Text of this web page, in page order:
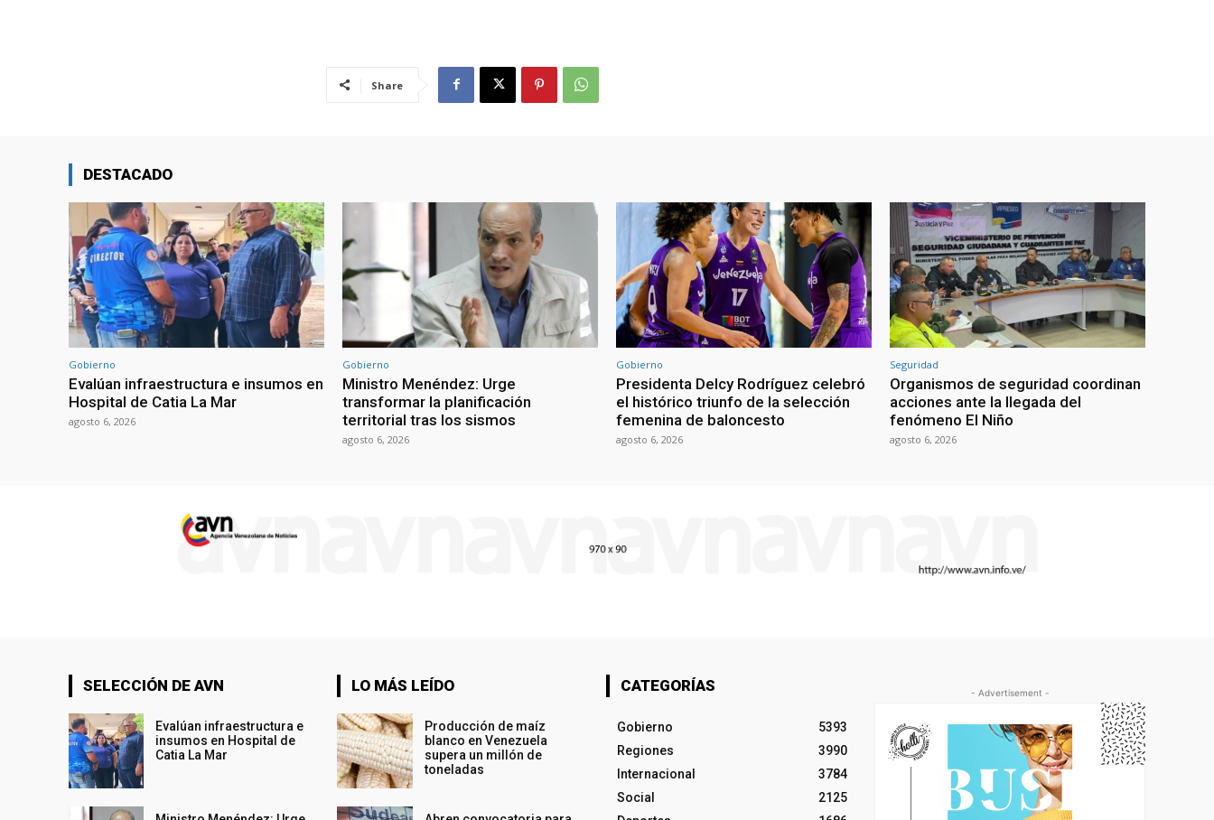
Share
DESTACADO
Gobierno
Evalúan infraestructura e insumos en
Hospital de Catia La Mar
agosto 6, 2026
Gobierno
Ministro Menéndez: Urge
transformar la planificación
territorial tras los sismos
agosto 6, 2026
Gobierno
Presidenta Delcy Rodríguez celebró
el histórico triunfo de la selección
femenina de baloncesto
agosto 6, 2026
Seguridad
Organismos de seguridad coordinan
acciones ante la llegada del
fenómeno El Niño
agosto 6, 2026
SELECCIÓN DE AVN
Evalúan infraestructura e
insumos en Hospital de
Catia La Mar
LO MÁS LEÍDO
Producción de maíz
blanco en Venezuela
supera un millón de
toneladas
CATEGORÍAS
Gobierno
5393
Regiones
3990
Internacional
3784
Social
2125
- Advertisement -